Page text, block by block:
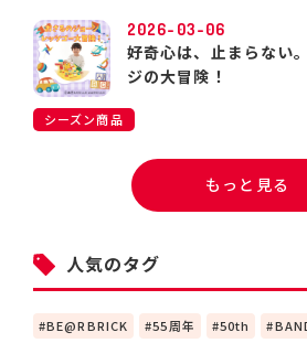
2026-03-06
好奇心は、止まらない
ジの大冒険！
シーズン商品
もっと見る
人気のタグ
BE@RBRICK 55周年 50th